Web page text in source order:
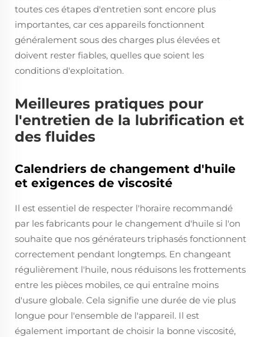
toutes ces étapes d'entretien sont encore plus
importantes, car ces appareils fonctionnent
généralement sous des charges plus élevées et
doivent rester fiables, quelles que soient les
conditions d'exploitation.
Meilleures pratiques pour
l'entretien de la lubrification et
des fluides
Calendriers de changement d'huile
et exigences de viscosité
Il est essentiel de respecter l'horaire recommandé
par les fabricants pour le changement d'huile si l'on
souhaite que nos générateurs triphasés fonctionnent
correctement pendant longtemps. En changeant
régulièrement l'huile, nous réduisons les frottements
entre les pièces mobiles, ce qui entraîne moins
d'usure globale. Cela signifie une durée de vie plus
longue pour l'ensemble de l'appareil. Il est
également important de choisir la bonne viscosité,